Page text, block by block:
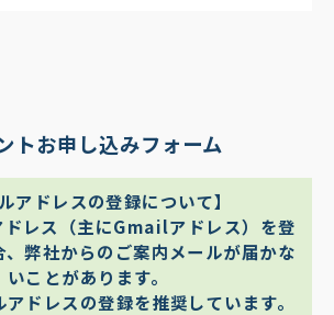
トお申し込みフォーム
アドレスの登録について】
ドレス（主にGmailアドレス）を登
弊社からのご案内メールが届かな
いことがあります。
ドレスの登録を推奨しています。